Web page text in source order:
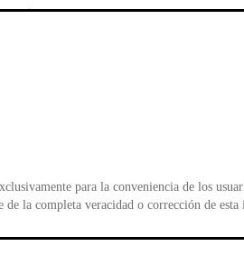
para la conveniencia de los
la completa veracidad o corrección de esta